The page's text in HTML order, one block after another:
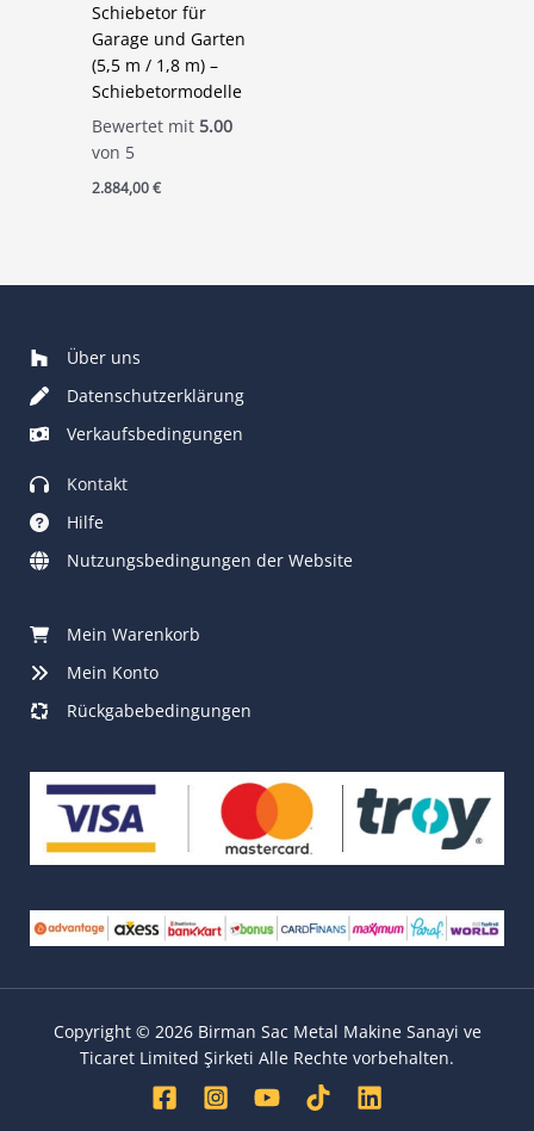
Schiebetor für
Garage und Garten
(5,5 m / 1,8 m) –
Schiebetormodelle
Bewertet mit 5.00
von 5
2.884,00€
Über uns
Datenschutzerklärung
Verkaufsbedingungen
Kontakt
Hilfe
Nutzungsbedingungen der Website
Mein Warenkorb
Mein Konto
Rückgabebedingungen
Copyright © 2026 Birman Sac Metal Makine Sanayi ve
Ticaret Limited Şirketi Alle Rechte vorbehalten.